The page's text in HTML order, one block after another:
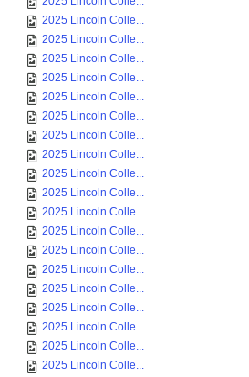
2025 Lincoln Colle...
2025 Lincoln Colle...
2025 Lincoln Colle...
2025 Lincoln Colle...
2025 Lincoln Colle...
2025 Lincoln Colle...
2025 Lincoln Colle...
2025 Lincoln Colle...
2025 Lincoln Colle...
2025 Lincoln Colle...
2025 Lincoln Colle...
2025 Lincoln Colle...
2025 Lincoln Colle...
2025 Lincoln Colle...
2025 Lincoln Colle...
2025 Lincoln Colle...
2025 Lincoln Colle...
2025 Lincoln Colle...
2025 Lincoln Colle...